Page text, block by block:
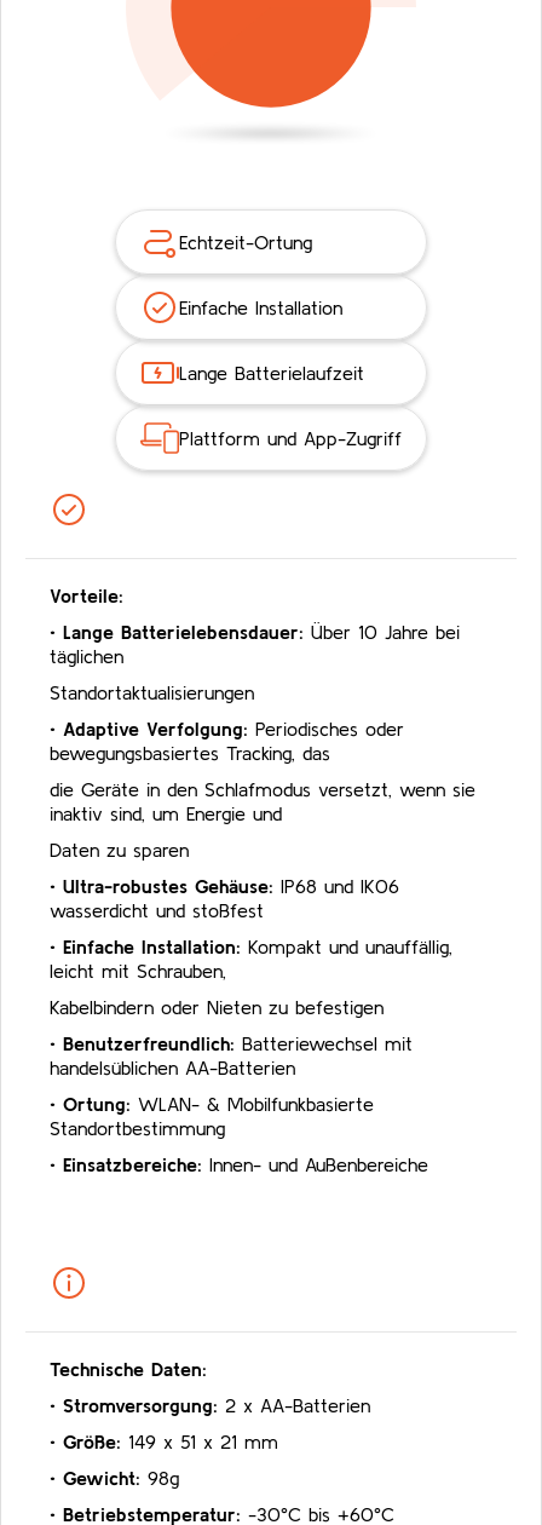
Echtzeit-Ortung
Einfache Installation
Lange Batterielaufzeit
Plattform und App-Zugriff
Vorteile:
• Lange Batterielebensdauer: Über 10 Jahre bei
täglichen
Standortaktualisierungen
• Adaptive Verfolgung: Periodisches oder
bewegungsbasiertes Tracking, das
die Geräte in den Schlafmodus versetzt, wenn sie
inaktiv sind, um Energie und
Daten zu sparen
• Ultra-robustes Gehäuse: IP68 und IK06
wasserdicht und stoßfest
• Einfache Installation: Kompakt und unauffällig,
leicht mit Schrauben,
Kabelbindern oder Nieten zu befestigen
• Benutzerfreundlich: Batteriewechsel mit
handelsüblichen AA-Batterien
• Ortung: WLAN- & Mobilfunkbasierte
Standortbestimmung
• Einsatzbereiche: Innen- und Außenbereiche
Technische Daten:
• Stromversorgung: 2 x AA-Batterien
• Größe: 149 x 51 x 21 mm
• Gewicht: 98g
• Betriebstemperatur: -30°C bis +60°C